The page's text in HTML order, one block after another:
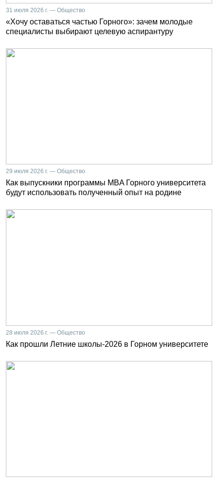
31 июля 2026 г. — Общество
«Хочу оставаться частью Горного»: зачем молодые
специалисты выбирают целевую аспирантуру
29 июля 2026 г. — Общество
Как выпускники программы MBA Горного университета
будут использовать полученный опыт на родине
28 июля 2026 г. — Общество
Как прошли Летние школы-2026 в Горном университете